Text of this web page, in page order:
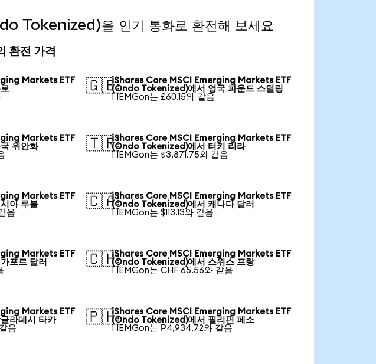
을 인기 통화로 환전해 보세요
환전 가격
Markets ETF
🇬🇧iShares Core MSCI Emerging Markets ETF
(Ondo Tokenized)에서 영국 파운드 스털링
1 IEMGon는 £60.15와 같음
Markets ETF
위안화
🇹🇷iShares Core MSCI Emerging Markets ETF
(Ondo Tokenized)에서 터키 리라
1 IEMGon는 ₺3,871.75와 같음
Markets ETF
아 루블
음
🇨🇦iShares Core MSCI Emerging Markets ETF
(Ondo Tokenized)에서 캐나다 달러
1 IEMGon는 $113.13와 같음
Markets ETF
포르 달러
🇨🇭iShares Core MSCI Emerging Markets ETF
(Ondo Tokenized)에서 스위스 프랑
1 IEMGon는 CHF 65.56와 같음
Markets ETF
라데시 타카
음
🇵🇭iShares Core MSCI Emerging Markets ETF
(Ondo Tokenized)에서 필리핀 페소
1 IEMGon는 ₱4,934.72와 같음